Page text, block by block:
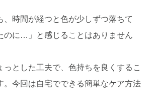
、時間が経つと色が少しずつ落ちて
のに…」と感じることはありません
っとした工夫で、色持ちを良くするこ
。今回は自宅でできる簡単なケア方法